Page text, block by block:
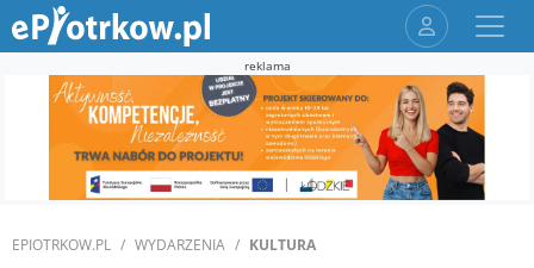
reklama
EPIOTRKOW.PL WYDARZENIA KULTURA